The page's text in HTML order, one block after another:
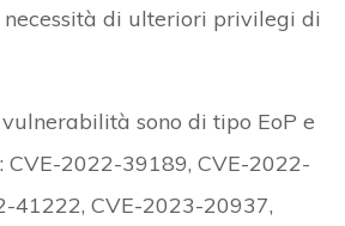
di ulteriori privilegi di
sono di tipo EoP e
CVE-2022-39189, CVE-2022-
41222, CVE-2023-20937,